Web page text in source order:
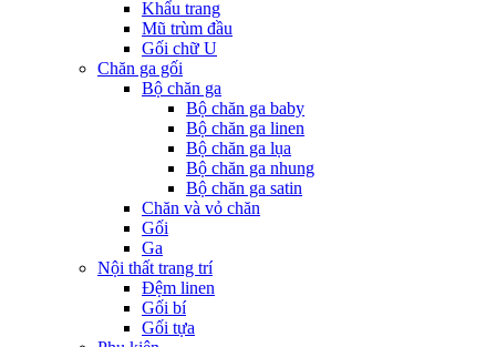
Khẩu trang
Mũ trùm đầu
Gối chữ U
Chăn ga gối
Bộ chăn ga
Bộ chăn ga baby
Bộ chăn ga linen
Bộ chăn ga lụa
Bộ chăn ga nhung
Bộ chăn ga satin
Chăn và vỏ chăn
Gối
Ga
Nội thất trang trí
Đệm linen
Gối bí
Gối tựa